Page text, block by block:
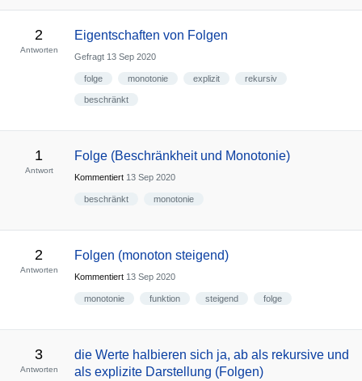
2
Antworten
Eigentschaften von Folgen
Gefragt 13 Sep 2020
folge monotonie explizit rekursiv
beschränkt
1
Antwort
Folge (Beschränkheit und Monotonie)
Kommentiert 13 Sep 2020
beschränkt monotonie
2
Antworten
Folgen (monoton steigend)
Kommentiert 13 Sep 2020
monotonie funktion steigend folge
3
Antworten
die Werte halbieren sich ja, ab als rekursive und
als explizite Darstellung (Folgen)